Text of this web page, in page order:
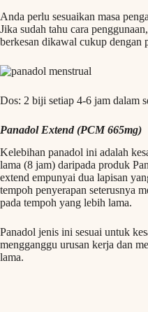
Anda perlu sesuaikan masa
Jika sudah tahu cara
berkesan dikawal cukup dengan
Dos: 2 biji setiap 4-6 jam dalam
Panadol Extend (PCM 665mg)
Kelebihan panadol ini adalah
lama (8 jam) daripada produk
extend empunyai dua lapisan
tempoh penyerapan seterusnya
pada tempoh yang lebih lama.
Panadol jenis ini sesuai untuk
mengganggu urusan kerja dan
lama.